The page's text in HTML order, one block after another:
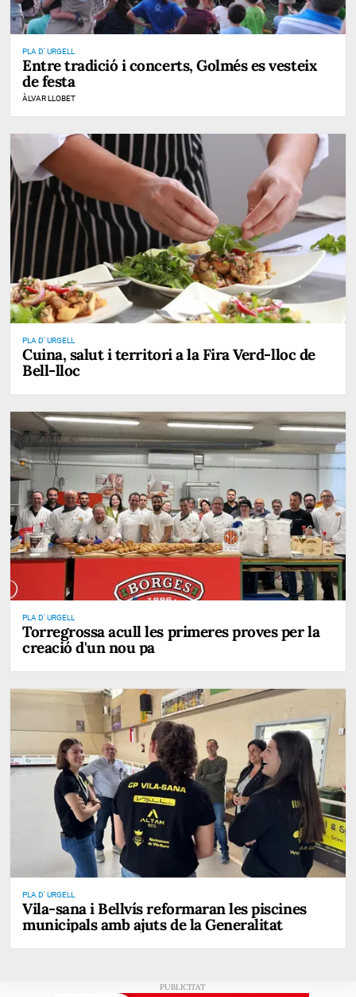
PLA D' URGELL
Entre tradició i concerts, Golmés es vesteix
de festa
ÀLVAR LLOBET
PLA D' URGELL
Cuina, salut i territori a la Fira Verd-lloc de
Bell-lloc
PLA D' URGELL
Torregrossa acull les primeres proves per la
creació d'un nou pa
PLA D' URGELL
Vila-sana i Bellvís reformaran les piscines
municipals amb ajuts de la Generalitat